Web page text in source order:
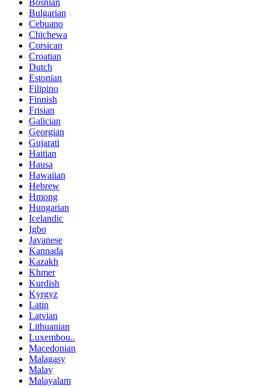
Bulgarian
Cebuano
Chichewa
Corsican
Croatian
Dutch
Estonian
Filipino
Finnish
Frisian
Galician
Georgian
Gujarati
Haitian
Hausa
Hawaiian
Hebrew
Hmong
Hungarian
Icelandic
Igbo
Javanese
Kannada
Kazakh
Khmer
Kurdish
Kyrgyz
Latin
Latvian
Lithuanian
Luxembou..
Macedonian
Malagasy
Malay
Malayalam